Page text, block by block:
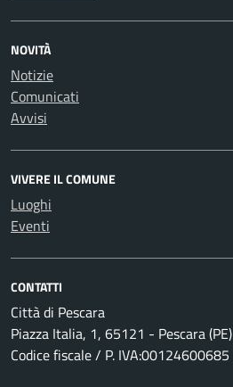
NOVITÀ
Notizie
Comunicati
Avvisi
VIVERE IL COMUNE
Luoghi
Eventi
CONTATTI
Città di Pescara
Piazza Italia, 1, 65121 - Pescara (PE)
Codice fiscale / P. IVA:00124600685